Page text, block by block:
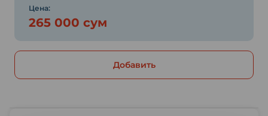
Цена:
265 000 сум
Добавить